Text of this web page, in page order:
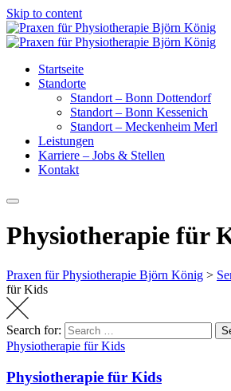
Skip to content
Startseite
Standorte
Standort – Bonn Dottendorf
Standort – Bonn Kessenich
Standort – Meckenheim Merl
Leistungen
Karriere – Jobs & Stellen
Kontakt
Physiotherapie für
Praxen für Physiotherapie Björn König >
für Kids
Search for:
Physiotherapie für Kids
Physiotherapie für Kids